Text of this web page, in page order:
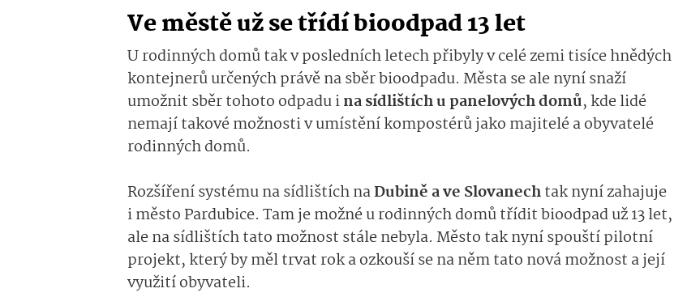
Ve městě už se třídí bioodpad 13 let
U rodinných domů tak v posledních letech přibyly v celé zemi tisíce hnědých
kontejnerů určených právě na sběr bioodpadu. Města se ale nyní snaží
umožnit sběr tohoto odpadu ina sídlištích u panelových domů, kde lidé
nemají takové možnosti v umístění kompostérů jako majitelé a obyvatelé
rodinných domů.
Rozšíření systému na sídlištích naDubině a ve Slovanechtak nyní zahajuje
i město Pardubice. Tam je možné u rodinných domů třídit bioodpad už 13 let,
ale na sídlištích tato možnost stále nebyla. Město tak nyní spouští pilotní
projekt, který by měl trvat rok a ozkouší se na něm tato nová možnost a její
využití obyvateli.